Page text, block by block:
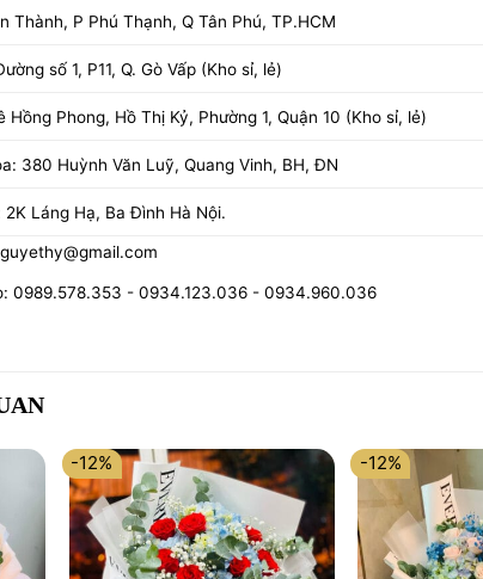
Thành, P Phú Thạnh, Q Tân Phú, TP.HCM
số 1, P11, Q. Gò Vấp (Kho sỉ, lẻ)
Hồng Phong, Hồ Thị Kỷ, Phường 1, Quận 10 (Kho sỉ, lẻ)
380 Huỳnh Văn Luỹ, Quang Vinh, BH, ĐN
2K Láng Hạ, Ba Đình Hà Nội.
0989.578.353 - 0934.123.036 - 0934.960.036
-12% -12%